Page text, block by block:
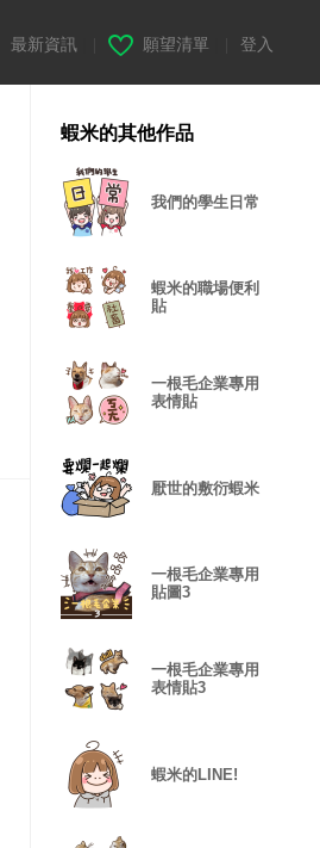
最新資訊 願望清單 登入
蝦米的其他作品
我們的學生日常
蝦米的職場便利
貼
一根毛企業專用
表情貼
厭世的敷衍蝦米
一根毛企業專用
貼圖3
一根毛企業專用
表情貼3
蝦米的LINE!